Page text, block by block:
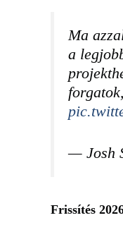
Ma
a
— Josh
Frissítés